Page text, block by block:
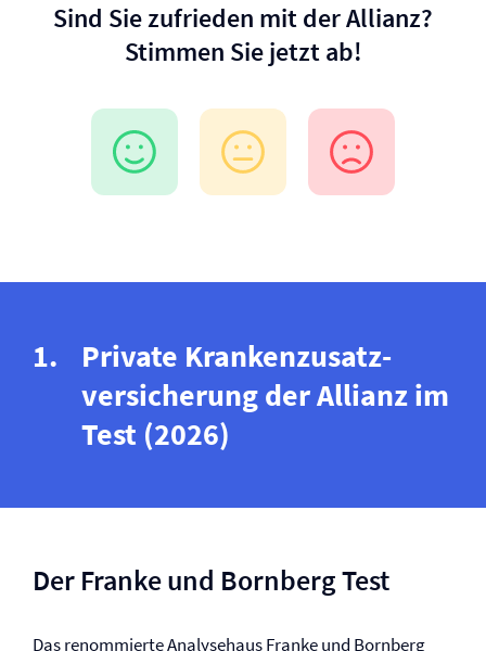
Sind Sie zufrieden mit der Allianz?
Stimmen Sie jetzt ab!
Private Krankenzusatz­
versicherung der Allianz im
Test (2026)
Der Franke und Bornberg Test
Das renommierte Analysehaus Franke und Bornberg